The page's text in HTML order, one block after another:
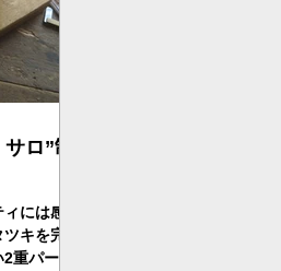
ロ”制
には感心
キを完璧
重パーフ